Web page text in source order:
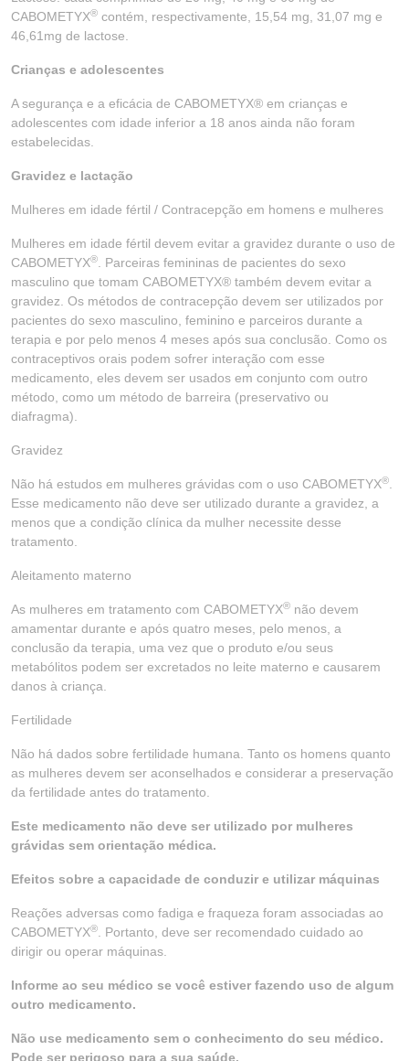
CABOMETYX® contém, respectivamente, 15,54 mg, 31,07 mg e
46,61mg de lactose.
Crianças e adolescentes
A segurança e a eficácia de CABOMETYX® em crianças e
adolescentes com idade inferior a 18 anos ainda não foram
estabelecidas.
Gravidez e lactação
Mulheres em idade fértil / Contracepção em homens e mulheres
Mulheres em idade fértil devem evitar a gravidez durante o uso de
CABOMETYX®
. Parceiras femininas de pacientes do sexo
masculino que tomam CABOMETYX® também devem evitar a
gravidez. Os métodos de contracepção devem ser utilizados por
pacientes do sexo masculino, feminino e parceiros durante a
terapia e por pelo menos 4 meses após sua conclusão. Como os
contraceptivos orais podem sofrer interação com esse
medicamento, eles devem ser usados em conjunto com outro
método, como um método de barreira (preservativo ou
diafragma).
Gravidez
Não há estudos em mulheres grávidas com o uso CABOMETYX®
Esse medicamento não deve ser utilizado durante a gravidez, a
menos que a condição clínica da mulher necessite desse
tratamento.
Aleitamento materno
As mulheres em tratamento com CABOMETYX® não devem
amamentar durante e após quatro meses, pelo menos, a
conclusão da terapia, uma vez que o produto e/ou seus
metabólitos podem ser excretados no leite materno e causarem
danos à criança.
Fertilidade
Não há dados sobre fertilidade humana. Tanto os homens quanto
as mulheres devem ser aconselhados e considerar a preservação
da fertilidade antes do tratamento.
Este medicamento não deve ser utilizado por mulheres
grávidas sem orientação médica.
Efeitos sobre a capacidade de conduzir e utilizar máquinas
Reações adversas como fadiga e fraqueza foram associadas ao
CABOMETYX®
. Portanto, deve ser recomendado cuidado ao
dirigir ou operar máquinas.
Informe ao seu médico se você estiver fazendo uso de algum
outro medicamento.
Não use medicamento sem o conhecimento do seu médico.
Pode ser perigoso para a sua saúde.